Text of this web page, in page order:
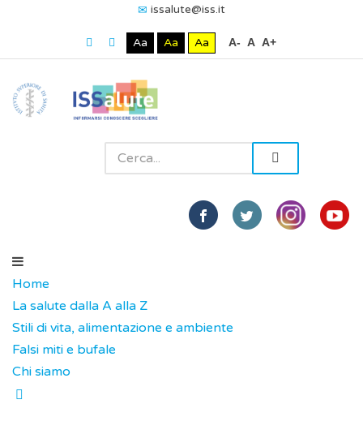
issalute@iss.it
Aa Aa Aa A- A A+
Home
La salute dalla A alla Z
Stili di vita, alimentazione e ambiente
Falsi miti e bufale
Chi siamo